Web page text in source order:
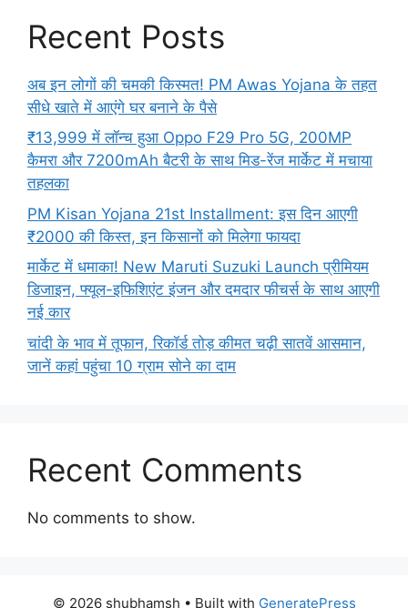
Recent Posts
अब इन लोगों की चमकी किस्मत! PM Awas Yojana के तहत
सीधे खाते में आएंगे घर बनाने के पैसे
₹13,999 में लॉन्च हुआ Oppo F29 Pro 5G, 200MP
कैमरा और 7200mAh बैटरी के साथ मिड-रेंज मार्केट में मचाया
तहलका
PM Kisan Yojana 21st Installment: इस दिन आएगी
₹2000 की किस्त, इन किसानों को मिलेगा फायदा
मार्केट में धमाका! New Maruti Suzuki Launch प्रीमियम
डिजाइन, फ्यूल-इफिशिएंट इंजन और दमदार फीचर्स के साथ आएगी
नई कार
चांदी के भाव में तूफान, रिकॉर्ड तोड़ कीमत चढ़ी सातवें आसमान,
जानें कहां पहुंचा 10 ग्राम सोने का दाम
Recent Comments
No comments to show.
© 2026 shubhamsh • Built with GeneratePress